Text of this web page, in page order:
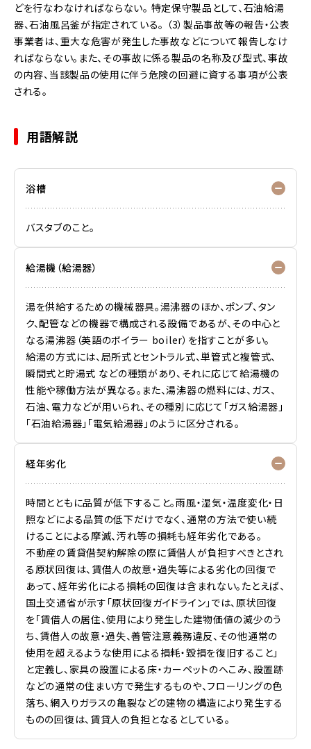
どを行なわなければならない。 特定保守製品として、石油給湯
器、石油風呂釜が指定されている。 （3）製品事故等の報告・公表
事業者は、重大な危害が発生した事故などについて報告しなけ
ればならない。また、その事故に係る製品の名称及び型式、事故
の内容、当該製品の使用に伴う危険の回避に資する事項が公表
される。
用語解説
浴槽
バスタブのこと。
給湯機（給湯器）
湯を供給するための機械器具。湯沸器のほか、ポンプ、タン
ク、配管などの機器で構成される設備であるが、その中心と
なる湯沸器（英語のボイラー boiler）を指すことが多い。
給湯の方式には、局所式とセントラル式、単管式と複管式、
瞬間式と貯湯式 などの種類があり、それに応じて給湯機の
性能や稼働方法が異なる。また、湯沸器の燃料には、ガス、
石油、電力などが用いられ、その種別に応じて「ガス給湯器」
「石油給湯器」「電気給湯器」のように区分される。
経年劣化
時間とともに品質が低下すること。雨風・湿気・温度変化・日
照などによる品質の低下だけでなく、通常の方法で使い続
けることによる摩滅、汚れ等の損耗も経年劣化である。
不動産の賃貸借契約解除の際に賃借人が負担すべきとされ
る原状回復は、賃借人の故意・過失等による劣化の回復で
あって、経年劣化による損耗の回復は含まれない。たとえば、
国土交通省が示す「原状回復ガイドライン」では、原状回復
を「賃借人の居住、使用により発生した建物価値の減少のう
ち、賃借人の故意・過失、善管注意義務違反、その他通常の
使用を超えるような使用による損耗・毀損を復旧すること」
と定義し、家具の設置による床・カーペットのへこみ、設置跡
などの通常の住まい方で発生するものや、フローリングの色
落ち、網入りガラスの亀裂などの建物の構造により発生する
ものの回復は、賃貸人の負担となるとしている。